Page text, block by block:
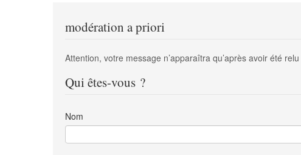
modération a priori
Attention, votre message n’apparaîtra qu’après avoir été
Qui êtes-vous ?
Nom